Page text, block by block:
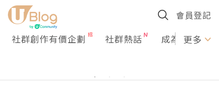
會員登記
社群創作有價企劃 社群熱話 成為U更多